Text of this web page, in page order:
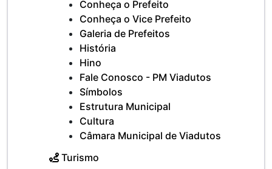
Conheça o Prefeito
Conheça o Vice Prefeito
Galeria de Prefeitos
História
Hino
Fale Conosco - PM Viadutos
Símbolos
Estrutura Municipal
Cultura
Câmara Municipal de Viadutos
Turismo